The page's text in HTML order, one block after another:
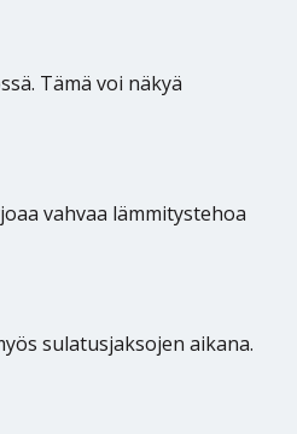
Tämä voi näkyä
vahvaa lämmitystehoa
sulatusjaksojen aikana.